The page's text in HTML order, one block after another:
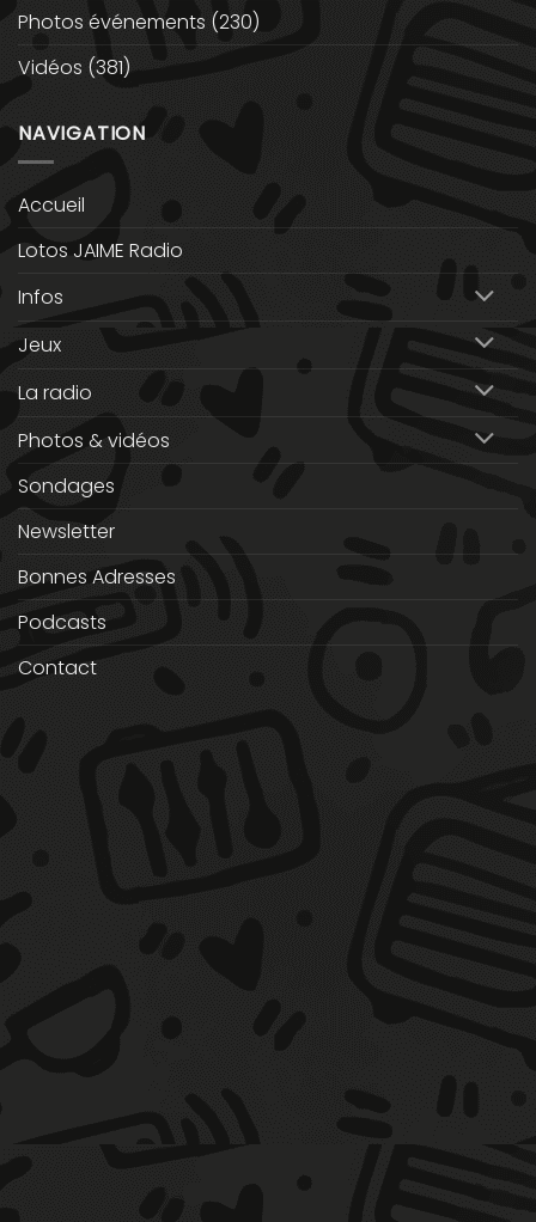
Photos événements (230)
Vidéos (381)
NAVIGATION
Accueil
Lotos JAIME Radio
Infos
Jeux
La radio
Photos & vidéos
Sondages
Newsletter
Bonnes Adresses
Podcasts
Contact